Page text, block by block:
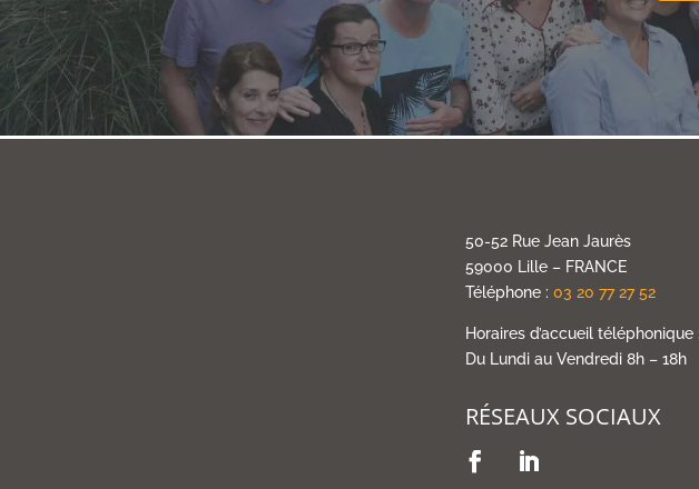
50-52 Rue Jean Jaurès
59000 Lille – FRANCE
Téléphone : 03 20 77 27 52
Horaires d’accueil téléphonique :
Du Lundi au Vendredi 8h – 18h
RÉSEAUX SOCIAUX